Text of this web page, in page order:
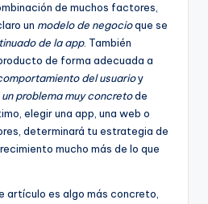
de muchos factores,
un modelo de negocioque se
de la app. También
de forma adecuada a
del usuarioy
problema muy concretode
elegir una app, una web o
determinará tu estrategia de
mucho más de lo que
artículo es algo más concreto,